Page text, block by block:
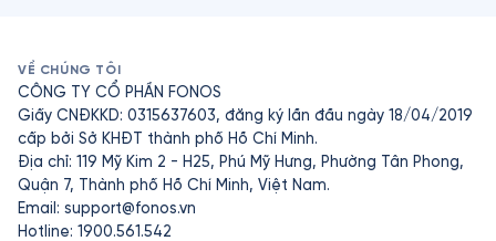
VỀ CHÚNG TÔI
CÔNG TY CỔ PHẦN FONOS
Giấy CNĐKKD: 0315637603, đăng ký lần đầu ngày 18/04/2019
cấp bởi Sở KHĐT thành phố Hồ Chí Minh.
Địa chỉ: 119 Mỹ Kim 2 - H25, Phú Mỹ Hưng, Phường Tân Phong,
Quận 7, Thành phố Hồ Chí Minh, Việt Nam.
Email: support@fonos.vn
Hotline: 1900.561.542